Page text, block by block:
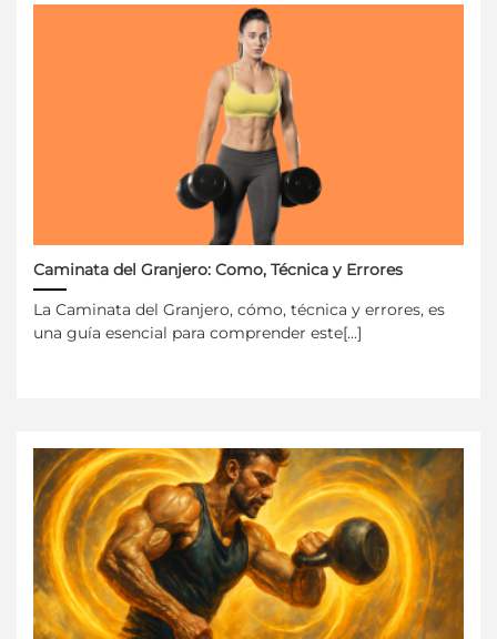
Caminata del Granjero: Como, Técnica y Errores
La Caminata del Granjero, cómo, técnica y errores, es
una guía esencial para comprender este[...]